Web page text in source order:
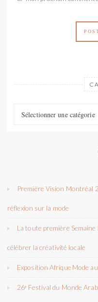
Sélectionner une catégorie
Première Vision Montréal
réflexion sur la mode
La toute première
célébrer la créativité locale
Exposition Afrique Mode
26ᵉ Festival du Monde